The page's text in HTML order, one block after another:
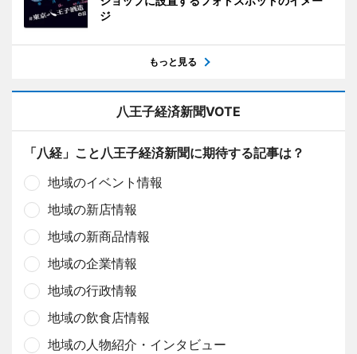
ジ
もっと見る
八王子経済新聞VOTE
「八経」こと八王子経済新聞に期待する記事は？
地域のイベント情報
地域の新店情報
地域の新商品情報
地域の企業情報
地域の行政情報
地域の飲食店情報
地域の人物紹介・インタビュー